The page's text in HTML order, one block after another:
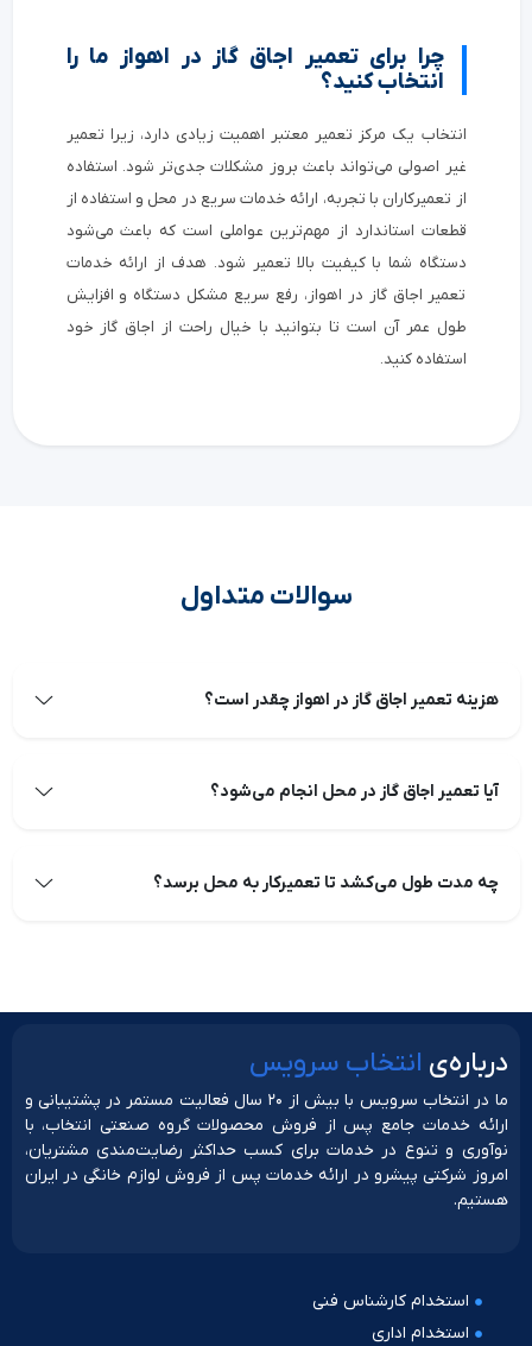
چرا برای تعمیر اجاق گاز در اهواز ما را
انتخاب کنید؟
انتخاب یک مرکز تعمیر معتبر اهمیت زیادی دارد، زیرا تعمیر
غیر اصولی می‌تواند باعث بروز مشکلات جدی‌تر شود. استفاده
از تعمیرکاران با تجربه، ارائه خدمات سریع در محل و استفاده از
قطعات استاندارد از مهم‌ترین عواملی است که باعث می‌شود
دستگاه شما با کیفیت بالا تعمیر شود. هدف از ارائه خدمات
تعمیر اجاق گاز در اهواز، رفع سریع مشکل دستگاه و افزایش
طول عمر آن است تا بتوانید با خیال راحت از اجاق گاز خود
استفاده کنید.
سوالات متداول
هزینه تعمیر اجاق گاز در اهواز چقدر است؟
آیا تعمیر اجاق گاز در محل انجام می‌شود؟
چه مدت طول می‌کشد تا تعمیرکار به محل برسد؟
دربار‌ه‌ی انتخاب سرویس
ما در انتخاب سرویس با بیش از ۲۰ سال فعالیت مستمر در پشتیبانی و
ارائه خدمات جامع پس از فروش محصولات گروه صنعتی انتخاب، با
نوآوری و تنوع در خدمات برای کسب حداکثر رضایت‌مندی مشتریان،
امروز شرکتی پیشرو در ارائه خدمات پس از فروش لوازم خانگی در ایران
هستیم.
استخدام کارشناس فنی
استخدام اداری